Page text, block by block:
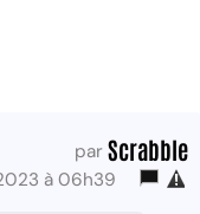
par Scrabble
à 06h39